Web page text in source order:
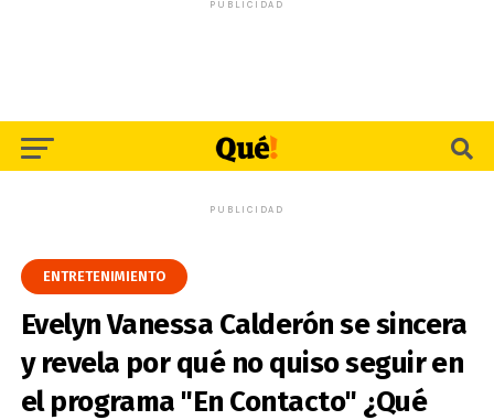
PUBLICIDAD
PUBLICIDAD
ENTRETENIMIENTO
Evelyn Vanessa Calderón se sincera
y revela por qué no quiso seguir en
el programa "En Contacto" ¿Qué